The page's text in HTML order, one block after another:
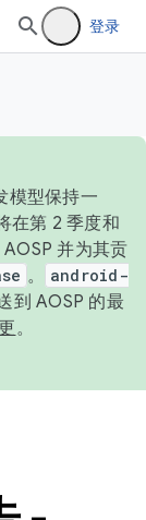
登录
模型保持一
在第 2 季度和
并为其贡
。
android-
到 AOSP 的最
。